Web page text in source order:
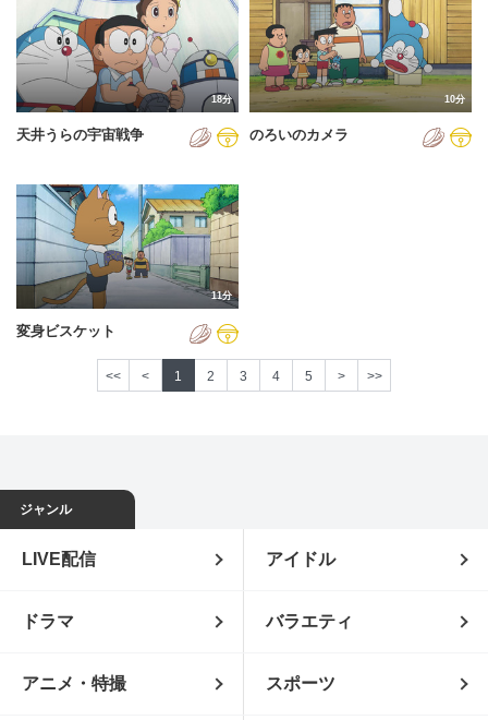
18分
天井うらの宇宙戦争
10分
のろいのカメラ
11分
変身ビスケット
<< < 1 2 3 4 5 > >>
ジャンル
LIVE配信 アイドル
ドラマ バラエティ
アニメ・特撮 スポーツ